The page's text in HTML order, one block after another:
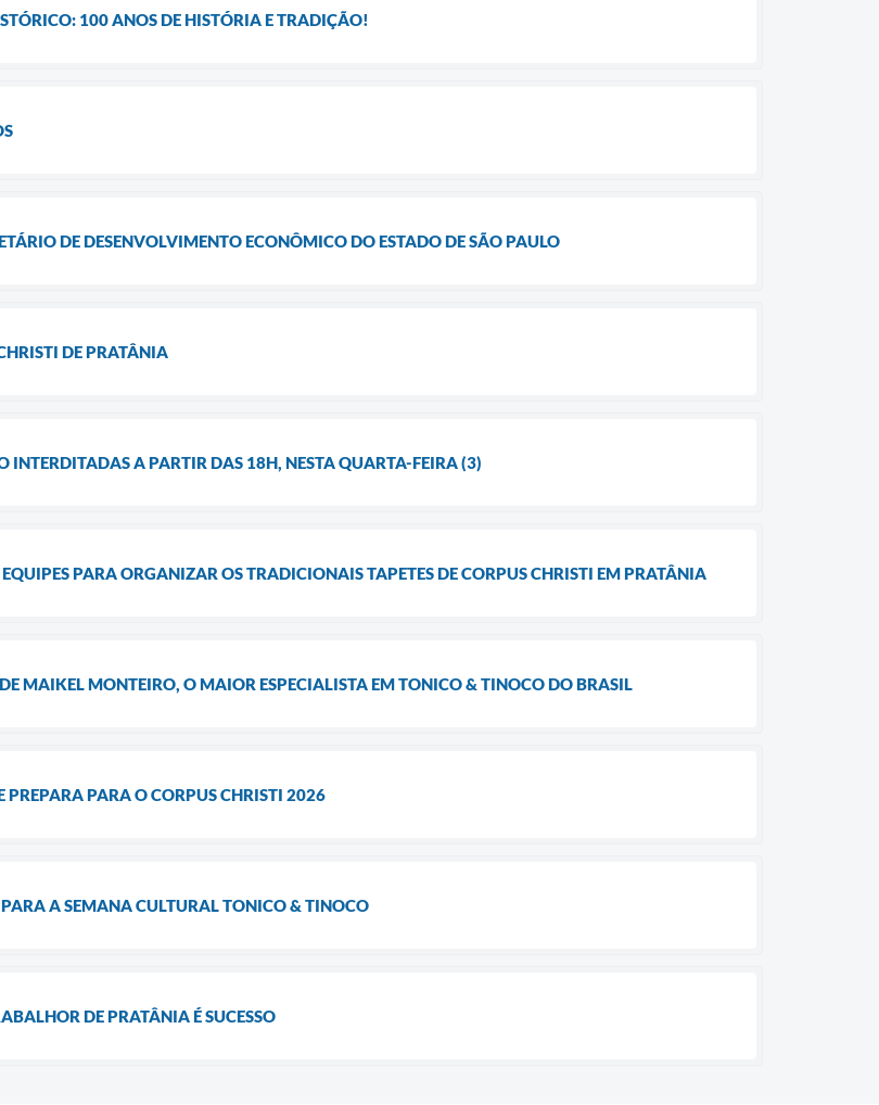
100 ANOS DE HISTÓRIA E TRADIÇÃO!
DE DESENVOLVIMENTO ECONÔMICO DO ESTADO DE SÃO PAULO
DE PRATÂNIA
INTERDITADAS A PARTIR DAS 18H, NESTA QUARTA-FEIRA (3)
PARA ORGANIZAR OS TRADICIONAIS TAPETES DE CORPUS CHRISTI EM PRATÂNIA
MAIKEL MONTEIRO, O MAIOR ESPECIALISTA EM TONICO & TINOCO DO BRASIL
PREPARA PARA O CORPUS CHRISTI 2026
A SEMANA CULTURAL TONICO & TINOCO
DE PRATÂNIA É SUCESSO